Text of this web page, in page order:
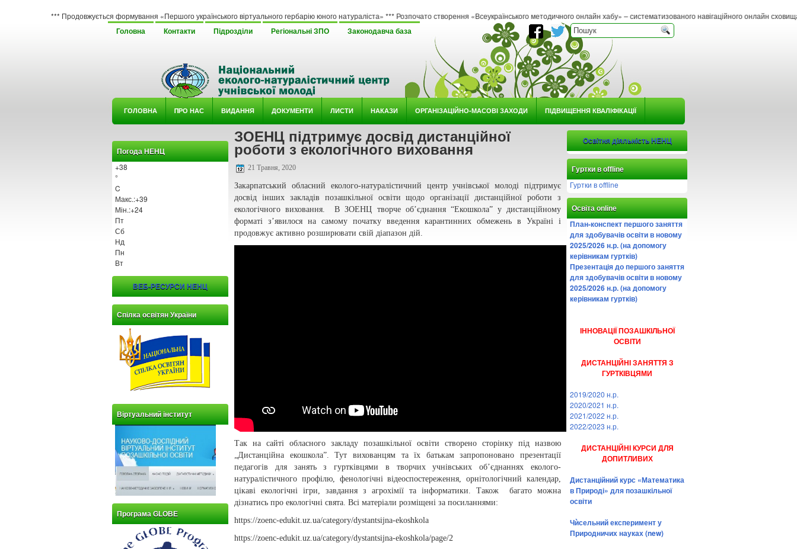
*** Продовжується формування «Першого українського віртуального гербарію юного натураліста» *** Розпочато створення «Всеукраїнського методичного онлайн хабу» – систематизованого навігаційного онлайн сховища
Головна Контакти Підрозділи Регіональні ЗПО Законодавча база
ГОЛОВНА ΠРО НАС ВИДАННЯ ДОКУМЕНТИ ЛИСТИ НАКАЗИ ОРГАНІЗАЦІЙНО-МАСОВІ ЗАХОДИ ПІДВИЩЕННЯ КВАЛІФІКАЦІЇ
Погода НЕНЦ
+38
°
C
Макс.:+39
Мін.:+24
Пт
Сб
Нд
Пн
Вт
ВЕБ-РЕСУРСИ НЕНЦ
Спілка освітян України
Віртуальний інститут
Програма GLOBE
ЗОЕНЦ підтримує досвід дистанційної
роботи з екологічного виховання
21 Травня, 2020
Закарпатський обласний еколого-натуралістичний центр учнівської молоді підтримує
досвід інших закладів позашкільної освіти щодо організації дистанційної роботи з
екологічного виховання. В ЗОЕНЦ творче об’єднання “Екошкола” у дистанційному
форматі з’явилося на самому початку введення карантинних обмежень в Україні і
продовжує активно розширювати свій діапазон дій.
Так на сайті обласного закладу позашкільної освіти створено сторінку під назвою
„Дистанційна екошкола”. Тут вихованцям та їх батькам запропоновано презентації
педагогів для занять з гуртківцями в творчих учнівських об’єднаннях еколого-
натуралістичного профілю, фенологічні відеоспостереження, орнітологічний календар,
цікаві екологічні ігри, завдання з агрохімії та інформатики. Також багато можна
дізнатись про екологічні свята. Всі матеріали розміщені за посиланнями:
https://zoenc-edukit.uz.ua/category/dystantsijna-ekoshkola
https://zoenc-edukit.uz.ua/category/dystantsijna-ekoshkola/page/2
Освітня діяльність НЕНЦ
Гуртки в offline
Гуртки в offline
Освіта online
План-конспект першого заняття
для здобувачів освіти в новому
2025/2026 н.р. (на допомогу
керівникам гуртків)
Презентація до першого заняття
для здобувачів освіти в новому
2025/2026 н.р. (на допомогу
керівникам гуртків)
ІННОВАЦІЇ ПОЗАШКІЛЬНОЇ
ОСВІТИ
ДИСТАНЦІЙНІ ЗАНЯТТЯ З
ГУРТКІВЦЯМИ
2019/2020 н.р.
2020/2021 н.р.
2021/2022 н.р.
2022/2023 н.р.
ДИСТАНЦІЙНІ КУРСИ ДЛЯ
ДОПИТЛИВИХ
Дистанційний курс «Математика
в Природі» для позашкільної
освіти
Чѝсельний експеримент у
Природничих науках (new)